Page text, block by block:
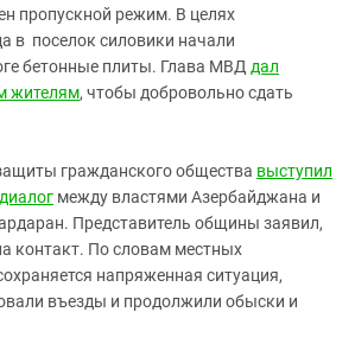
пропускной режим. В целях
в поселок силовики начали
бетонные плиты. Глава МВД дал
жителям, чтобы добровольно сдать
гражданского общества выступил
между властями Азербайджана и
Представитель общины заявил,
контакт. По словам местных
напряженная ситуация,
въезды и продолжили обыски и